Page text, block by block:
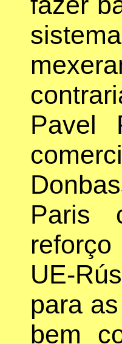
Pavel
Paris
UE-
para
bem